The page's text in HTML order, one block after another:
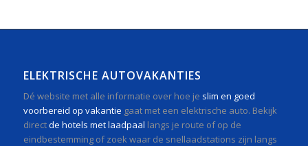
ELEKTRISCHE AUTOVAKANTIES
Dé website met alle informatie over hoe je slim en goed
voorbereid op vakantie gaat met een elektrische auto. Bekijk
directde hotels met laadpaal langs je route of op de
eindbestemming of zoek waar de snellaadstations zijn langs